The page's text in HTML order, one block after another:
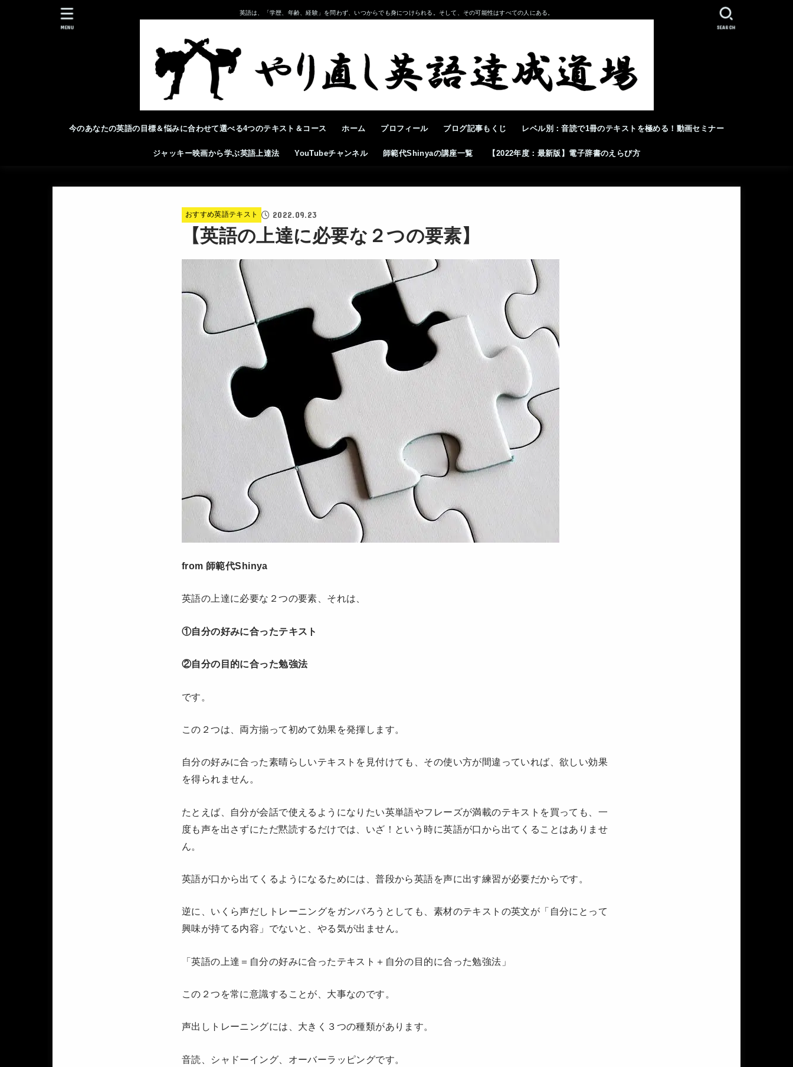
英語は、「学歴、年齢、経験」を問わず、いつからでも身につけられる。そして、その可能性はすべての人にある。
今のあなたの英語の目標＆悩みに合わせて選べる4つのテキスト＆コース ホーム プロフィール ブログ記事もくじ レベル別：音読で1冊のテキストを極める！動画セミナー
ジャッキー映画から学ぶ英語上達法 YouTubeチャンネル 師範代Shinyaの講座一覧 【2022年度：最新版】電子辞書のえらび方
SEARCH
MENU
おすすめ英語テキスト 2022.09.23
【英語の上達に必要な２つの要素】
from 師範代Shinya
英語の上達に必要な２つの要素、それは、
①自分の好みに合ったテキスト
②自分の目的に合った勉強法
です。
この２つは、両方揃って初めて効果を発揮します。
自分の好みに合った素晴らしいテキストを見付けても、その使い方が間違っていれば、欲しい効果
を得られません。
たとえば、自分が会話で使えるようになりたい英単語やフレーズが満載のテキストを買っても、一
度も声を出さずにただ黙読するだけでは、いざ！という時に英語が口から出てくることはありませ
ん。
英語が口から出てくるようになるためには、普段から英語を声に出す練習が必要だからです。
逆に、いくら声だしトレーニングをガンバろうとしても、素材のテキストの英文が「自分にとって
興味が持てる内容」でないと、やる気が出ません。
「英語の上達＝自分の好みに合ったテキスト＋自分の目的に合った勉強法」
この２つを常に意識することが、大事なのです。
声出しトレーニングには、大きく３つの種類があります。
音読、シャドーイング、オーバーラッピングです。